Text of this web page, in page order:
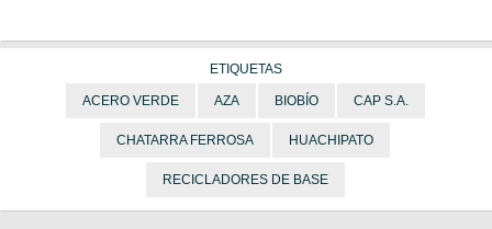
ETIQUETAS
ACERO VERDE AZA BIOBÍO CAP S.A.
CHATARRA FERROSA HUACHIPATO
RECICLADORES DE BASE